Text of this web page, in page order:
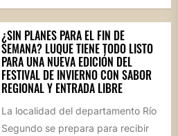
¿SIN PLANES PARA EL FIN DE
SEMANA? LUQUE TIENE TODO LISTO
PARA UNA NUEVA EDICIÓN DEL
FESTIVAL DE INVIERNO CON SABOR
REGIONAL Y ENTRADA LIBRE
La localidad del departamento Río
Segundo se prepara para recibir